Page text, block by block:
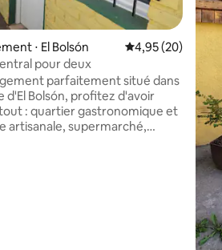
⋅ El Bolsón Évaluation
4,95 (20)
pour deux
parfaitement situé dans
d'El Bolsón, profitez d'avoir
: quartier gastronomique et
artisanale, supermarché,